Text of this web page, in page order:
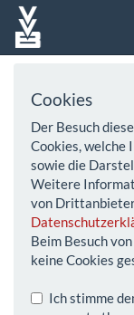
Cookies
Der Besuch
Cookies, welche
sowie die
Weitere
von
Beim Besuch
keine Cookies
Ich stimme